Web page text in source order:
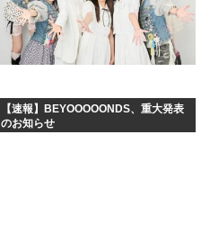
【速報】BEYOOOOONDS、重大発表
のお知らせ